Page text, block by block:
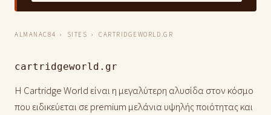
ALMANAC84 › SITES › CARTRIDGEWORLD.GR
cartridgeworld.gr
Η Cartridge World είναι η μεγαλύτερη αλυσίδα στον κόσμο
που ειδικεύεται σε premium μελάνια υψηλής ποιότητας και